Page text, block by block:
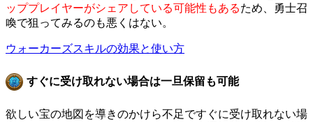
ッププレイヤーがシェアしている可能性もあるため、勇士召
喚で狙ってみるのも悪くはない。
ウォーカーズスキルの効果と使い方
すぐに受け取れない場合は一旦保留も可能
欲しい宝の地図を導きのかけら不足ですぐに受け取れない場